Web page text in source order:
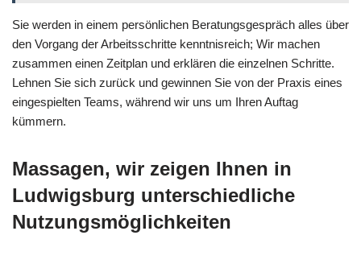
Sie werden in einem persönlichen Beratungsgespräch alles über
den Vorgang der Arbeitsschritte kenntnisreich; Wir machen
zusammen einen Zeitplan und erklären die einzelnen Schritte.
Lehnen Sie sich zurück und gewinnen Sie von der Praxis eines
eingespielten Teams, während wir uns um Ihren Auftag
kümmern.
Massagen, wir zeigen Ihnen in
Ludwigsburg unterschiedliche
Nutzungsmöglichkeiten